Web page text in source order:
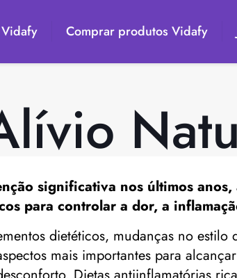
Comprar produtos Vidafy
significativa nos últimos
para controlar a dor, a
dietéticos, mudanças no
mais importantes para